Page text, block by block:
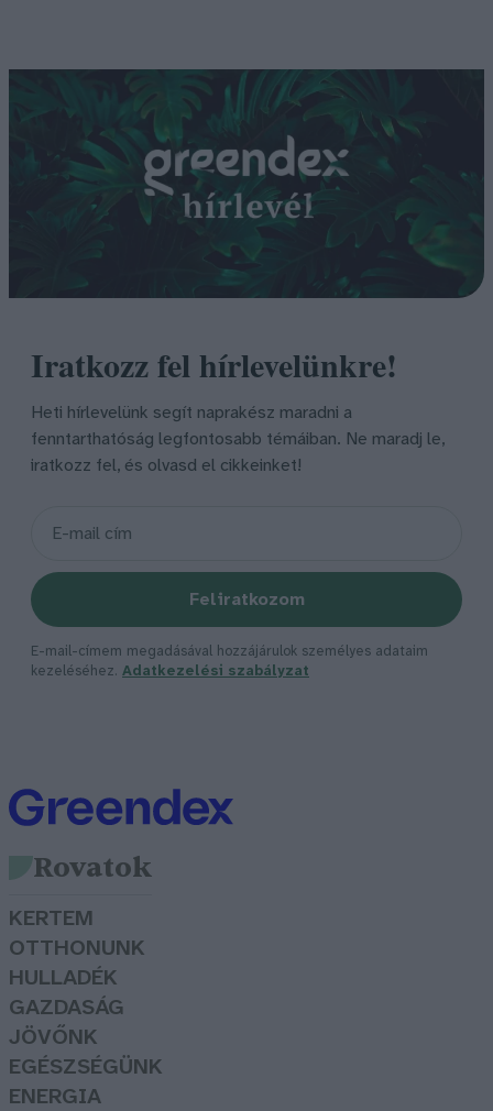
Iratkozz fel hírlevelünkre!
Heti hírlevelünk segít naprakész maradni a
fenntarthatóság legfontosabb témáiban. Ne maradj le,
iratkozz fel, és olvasd el cikkeinket!
Feliratkozom
E-mail-címem megadásával hozzájárulok személyes adataim
kezeléséhez. Adatkezelési szabályzat
Rovatok
KERTEM
OTTHONUNK
HULLADÉK
GAZDASÁG
JÖVŐNK
EGÉSZSÉGÜNK
ENERGIA